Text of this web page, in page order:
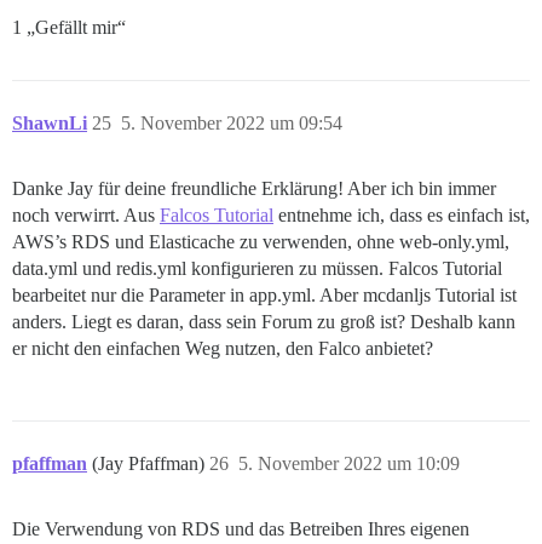
1 „Gefällt mir“
ShawnLi 5. November 2022 um 09:54
25
Danke Jay für deine freundliche Erklärung! Aber ich bin immer
noch verwirrt. Aus Falcos Tutorial entnehme ich, dass es einfach ist,
AWS’s RDS und Elasticache zu verwenden, ohne web-only.yml,
data.yml und redis.yml konfigurieren zu müssen. Falcos Tutorial
bearbeitet nur die Parameter in app.yml. Aber mcdanljs Tutorial ist
anders. Liegt es daran, dass sein Forum zu groß ist? Deshalb kann
er nicht den einfachen Weg nutzen, den Falco anbietet?
pfaffman (Jay Pfaffman) 5. November 2022 um 10:09
26
Die Verwendung von RDS und das Betreiben Ihres eigenen